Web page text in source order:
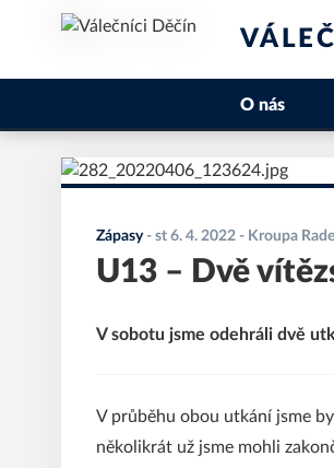
O nás
Zápasy- st 6. 4. 2022 - Kroupa
U13 – Dvě
V sobotu jsme odehráli dvě
V průběhu obou utkání jsme
několikrát už jsme mohli